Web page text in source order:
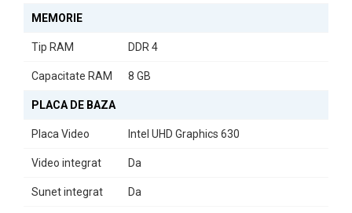
MEMORIE
Tip RAM DDR 4
Capacitate RAM 8 GB
PLACA DE BAZA
Placa Video Intel UHD Graphics 630
Video integrat Da
Sunet integrat Da